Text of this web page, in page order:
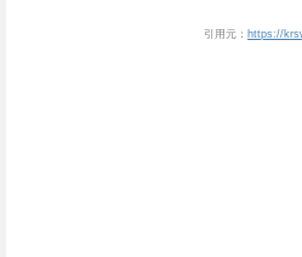
引用元： https://